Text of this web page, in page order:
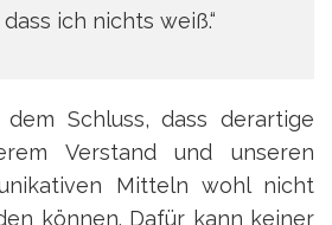
ich nichts weiß.“
Schluss, dass derartige
Verstand und unseren
Mitteln wohl nicht
können. Dafür kann keiner